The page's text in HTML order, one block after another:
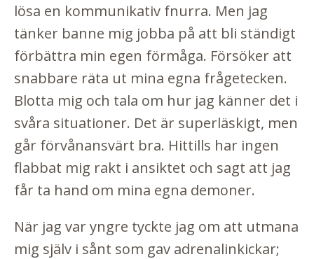
lösa en kommunikativ fnurra. Men jag
tänker banne mig jobba på att bli ständigt
förbättra min egen förmåga. Försöker att
snabbare räta ut mina egna frågetecken.
Blotta mig och tala om hur jag känner det i
svåra situationer. Det är superläskigt, men
går förvånansvärt bra. Hittills har ingen
flabbat mig rakt i ansiktet och sagt att jag
får ta hand om mina egna demoner.
När jag var yngre tyckte jag om att utmana
mig själv i sånt som gav adrenalinkickar;